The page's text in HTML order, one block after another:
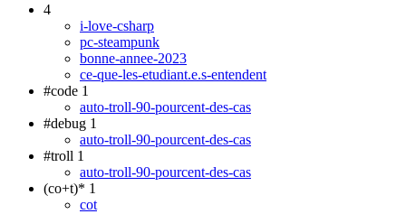
4
i-love-csharp
pc-steampunk
bonne-annee-2023
ce-que-les-etudiant.e.s-entendent
#code 1
auto-troll-90-pourcent-des-cas
#debug 1
auto-troll-90-pourcent-des-cas
#troll 1
auto-troll-90-pourcent-des-cas
(co+t)* 1
cot